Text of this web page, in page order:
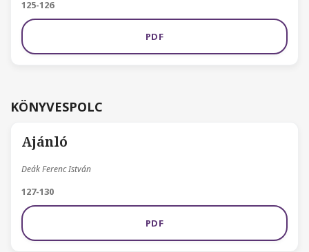
125-126
PDF
KÖNYVESPOLC
Ajánló
Deák Ferenc István
127-130
PDF